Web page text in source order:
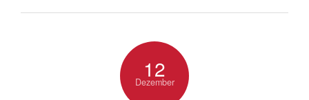
12
Dezember